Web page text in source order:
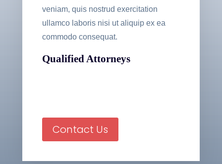
veniam, quis nostrud exercitation
ullamco laboris nisi ut aliquip ex ea
commodo consequat.
Qualified Attorneys
Contact Us